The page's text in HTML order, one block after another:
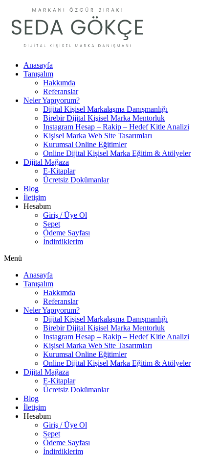
Anasayfa
Tanışalım
Hakkımda
Referanslar
Neler Yapıyorum?
Dijital Kişisel Markalaşma Danışmanlığı
Birebir Dijital Kişisel Marka Mentorluk
Instagram Hesap – Rakip – Hedef Kitle Analizi
Kişisel Marka Web Site Tasarımları
Kurumsal Online Eğitimler
Online Dijital Kişisel Marka Eğitim & Atölyeler
Dijital Mağaza
E-Kitaplar
Ücretsiz Dokümanlar
Blog
İletişim
Hesabım
Giriş / Üye Ol
Sepet
Ödeme Sayfası
İndirdiklerim
Menü
Anasayfa
Tanışalım
Hakkımda
Referanslar
Neler Yapıyorum?
Dijital Kişisel Markalaşma Danışmanlığı
Birebir Dijital Kişisel Marka Mentorluk
Instagram Hesap – Rakip – Hedef Kitle Analizi
Kişisel Marka Web Site Tasarımları
Kurumsal Online Eğitimler
Online Dijital Kişisel Marka Eğitim & Atölyeler
Dijital Mağaza
E-Kitaplar
Ücretsiz Dokümanlar
Blog
İletişim
Hesabım
Giriş / Üye Ol
Sepet
Ödeme Sayfası
İndirdiklerim